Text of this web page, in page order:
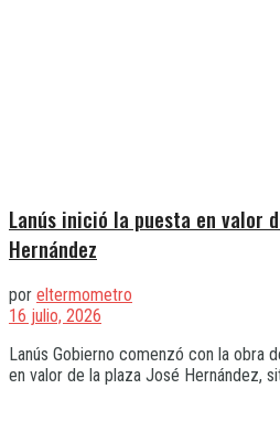
Lanús inició la puesta en valor
Hernández
por eltermometro
16 julio, 2026
Lanús Gobierno comenzó con la obra
en valor de la plaza José Hernández,